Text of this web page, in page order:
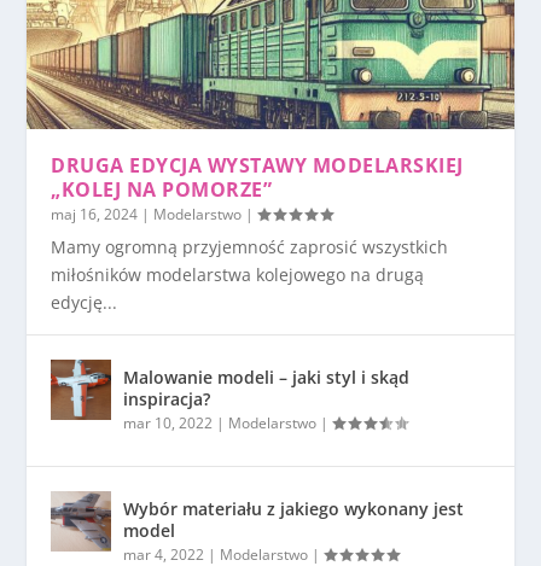
DRUGA EDYCJA WYSTAWY MODELARSKIEJ
„KOLEJ NA POMORZE”
maj 16, 2024 | Modelarstwo |
Mamy ogromną przyjemność zaprosić wszystkich
miłośników modelarstwa kolejowego na drugą
edycję...
Malowanie modeli – jaki styl i skąd
inspiracja?
mar 10, 2022 | Modelarstwo |
Wybór materiału z jakiego wykonany jest
model
mar 4, 2022 | Modelarstwo |